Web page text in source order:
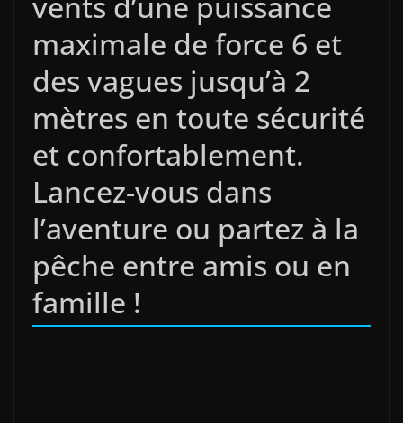
maximale de force 6 et
des vagues jusqu’à 2
mètres en toute sécurité
et confortablement.
Lancez-vous dans
l’aventure ou partez à la
pêche entre amis ou en
famille !